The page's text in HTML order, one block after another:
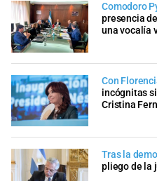
Comodoro
presencia
una vocalía
Con
incógnitas
Cristina
Tras la
pliego de la